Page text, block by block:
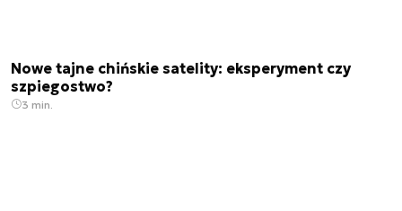
Nowe tajne chińskie satelity: eksperyment czy
szpiegostwo?
3 min.